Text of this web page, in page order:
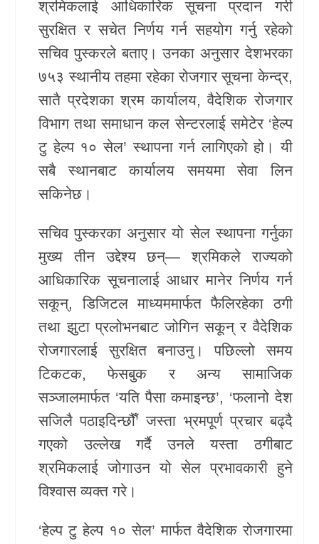
श्रमिकलाई आधिकारिक सूचना प्रदान गरी
सुरक्षित र सचेत निर्णय गर्न सहयोग गर्नु रहेको
सचिव पुस्करले बताए। उनका अनुसार देशभरका
७५३ स्थानीय तहमा रहेका रोजगार सूचना केन्द्र,
सातै प्रदेशका श्रम कार्यालय, वैदेशिक रोजगार
विभाग तथा समाधान कल सेन्टरलाई समेटेर ‘हेल्प
टु हेल्प १० सेल’ स्थापना गर्न लागिएको हो। यी
सबै स्थानबाट कार्यालय समयमा सेवा लिन
सकिनेछ।
सचिव पुस्करका अनुसार यो सेल स्थापना गर्नुका
मुख्य तीन उद्देश्य छन्— श्रमिकले राज्यको
आधिकारिक सूचनालाई आधार मानेर निर्णय गर्न
सकून्, डिजिटल माध्यममार्फत फैलिरहेका ठगी
तथा झुटा प्रलोभनबाट जोगिन सकून् र वैदेशिक
रोजगारलाई सुरक्षित बनाउनु। पछिल्लो समय
टिकटक, फेसबुक र अन्य सामाजिक
सञ्जालमार्फत ‘यति पैसा कमाइन्छ’, ‘फलानो देश
सजिलै पठाइदिन्छौँ’ जस्ता भ्रमपूर्ण प्रचार बढ्दै
गएको उल्लेख गर्दै उनले यस्ता ठगीबाट
श्रमिकलाई जोगाउन यो सेल प्रभावकारी हुने
विश्वास व्यक्त गरे।
‘हेल्प टु हेल्प १० सेल’ मार्फत वैदेशिक रोजगारमा